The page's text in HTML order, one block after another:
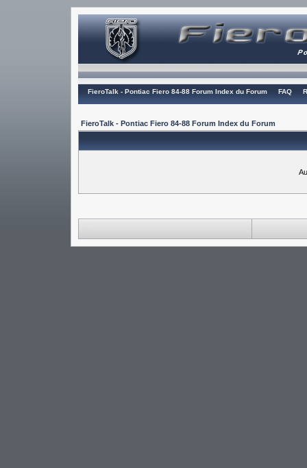
FieroTalk - Pontiac Fiero 84-88 Forum Index du Forum FAQ
FieroTalk - Pontiac Fiero 84-88 Forum Index du Forum